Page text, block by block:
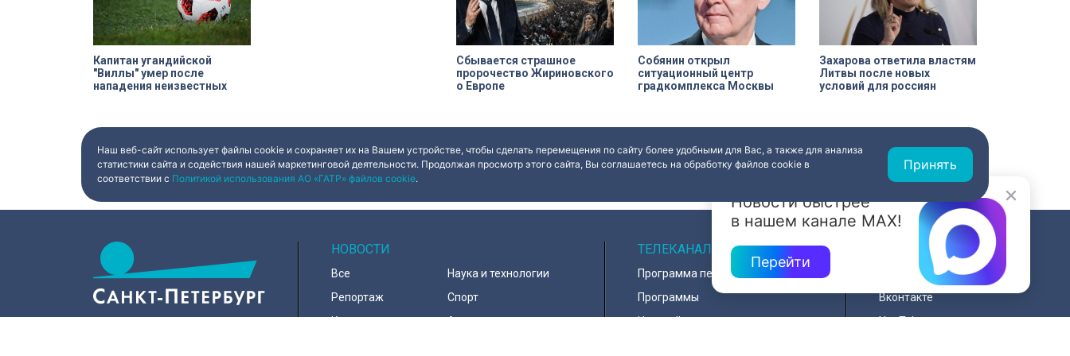
с вандализмом.
Капитан угандийской
"Виллы" умер после
нападения неизвестных
Сбывается страшное
пророчество Жириновского
о Европе
Собянин открыл
ситуационный центр
градкомплекса Москвы
Захарова ответила властям
Литвы после новых
условий для россиян
Новости быстрее
в нашем канале MAX!
Перейти
Наш веб-сайт использует файлы cookie и сохраняет их на Вашем устройстве, чтобы сделать перемещения по сайту более удобными для Вас, а также для анализа
статистики сайта и содействия нашей маркетинговой деятельности. Продолжая просмотр этого сайта, Вы соглашаетесь на обработку файлов cookie в
соответствии с Политикой использования АО «ГАТР» файлов cookie.
Принять
НОВОСТИ
Все
Репортаж
Коронавирус
Наука и технологии
Спорт
Армия
ТЕЛЕКАНАЛ
Программа передач
Программы
Настройка канала
Вконтакте
YouTube